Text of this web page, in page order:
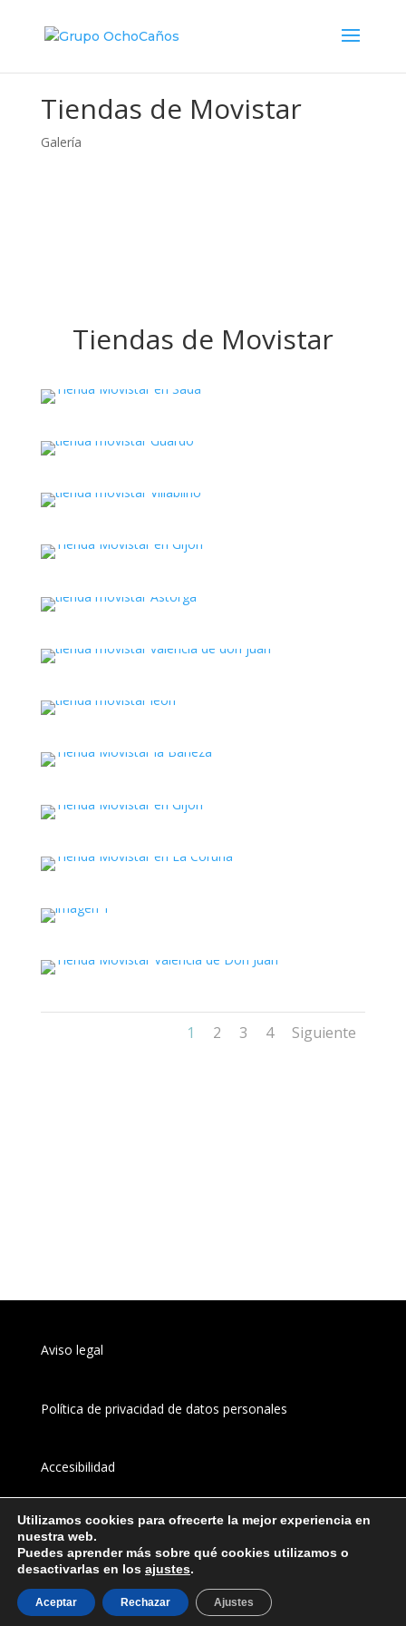
Tiendas de Movistar
Galería
Tiendas de Movistar
1 2 3 4 Siguiente
Aviso legal
Política de privacidad de datos personales
Accesibilidad
Canal interno de información
Utilizamos cookies para ofrecerte la mejor experiencia en
nuestra web.
Puedes aprender más sobre qué cookies utilizamos o
desactivarlas en los ajustes.
Aceptar Rechazar Ajustes